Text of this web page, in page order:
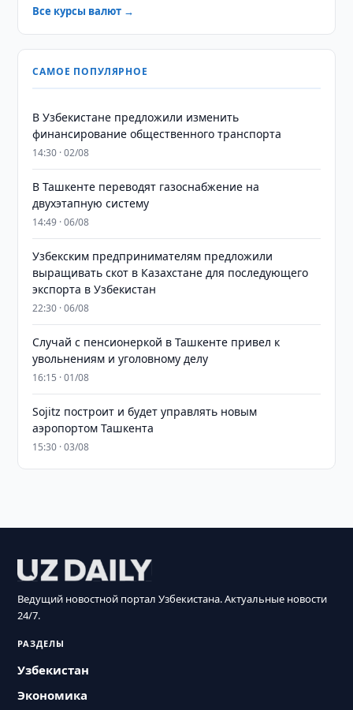
Все курсы валют →
САМОЕ ПОПУЛЯРНОЕ
В Узбекистане предложили изменить
финансирование общественного транспорта
14:30 · 02/08
В Ташкенте переводят газоснабжение на
двухэтапную систему
14:49 · 06/08
Узбекским предпринимателям предложили
выращивать скот в Казахстане для последующего
экспорта в Узбекистан
22:30 · 06/08
Случай с пенсионеркой в Ташкенте привел к
увольнениям и уголовному делу
16:15 · 01/08
Sojitz построит и будет управлять новым
аэропортом Ташкента
15:30 · 03/08
Ведущий новостной портал Узбекистана. Актуальные новости
24/7.
РАЗДЕЛЫ
Узбекистан
Экономика